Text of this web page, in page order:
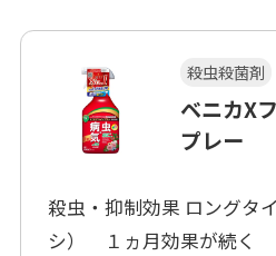
殺虫殺菌剤
ベニカX
プレー
殺虫・抑制効果 ロングタ
シ） １ヵ月効果が続く